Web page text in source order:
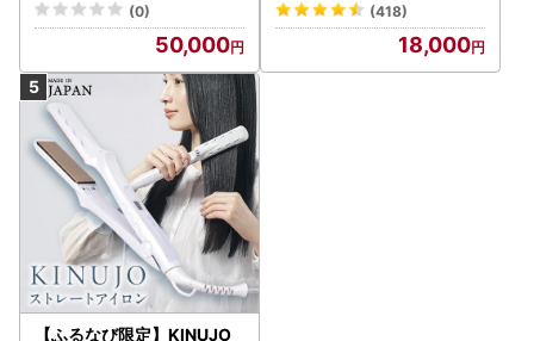
(0)
50,000
(418)
18,000
【ふるなび限定】KINUJO